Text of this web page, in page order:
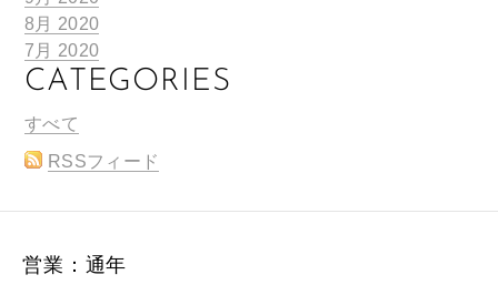
8月 2020
7月 2020
CATEGORIES
すべて
RSSフィード
営業：通年